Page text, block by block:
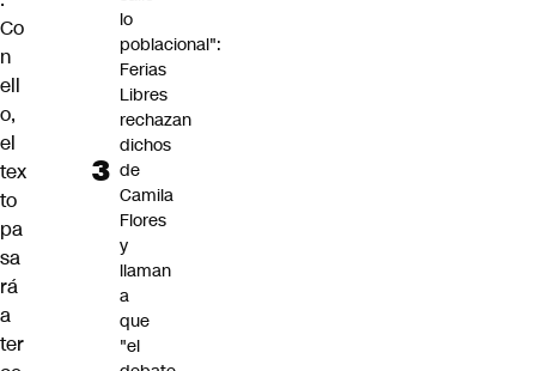
Co
n
ell
o,
el
tex
to
pa
sa
rá
a
ter
lo
poblacional":
Ferias
Libres
rechazan
dichos
de
Camila
Flores
y
llaman
a
que
"el